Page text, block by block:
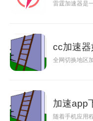
雷霆加速器是
cc加速
全网切换地区
加速app
随着手机应用